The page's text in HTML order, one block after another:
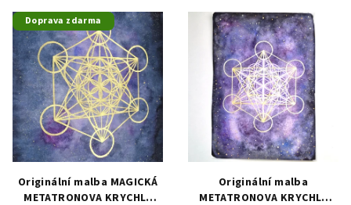
Doprava zdarma
Originální malba MAGICKÁ
METATRONOVA KRYCHLE
Originální malba
METATRONOVA KRYCHLE